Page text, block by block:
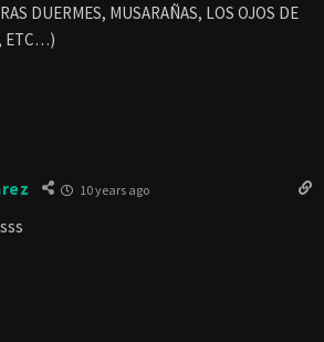
DUERMES, MUSARAÑAS, LOS OJOS DE
ETC…)
10 years ago